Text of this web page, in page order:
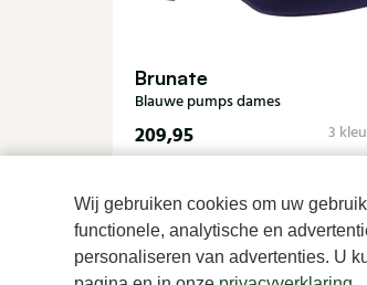
Wij gebruiken cookies om uw
functionele, analytische en
personaliseren van advertenties. U
Brunate
Blauwe pumps dames
209,95 3